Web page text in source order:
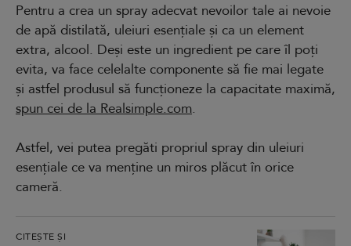
Pentru a crea un spray adecvat nevoilor tale ai nevoie
de apă distilată, uleiuri esențiale și ca un element
extra, alcool. Deși este un ingredient pe care îl poți
evita, va face celelalte componente să fie mai legate
și astfel produsul să funcționeze la capacitate maximă,
spun cei de la Realsimple.com.
Astfel, vei putea pregăti propriul spray din uleiuri
esențiale ce va menține un miros plăcut în orice
cameră.
CITEȘTE ȘI